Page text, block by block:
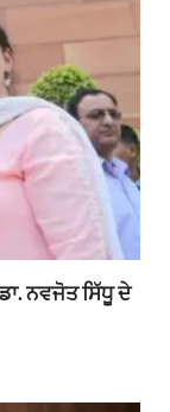
ਨਵਜੋਤ ਸਿੱਧੂ ਦੇ